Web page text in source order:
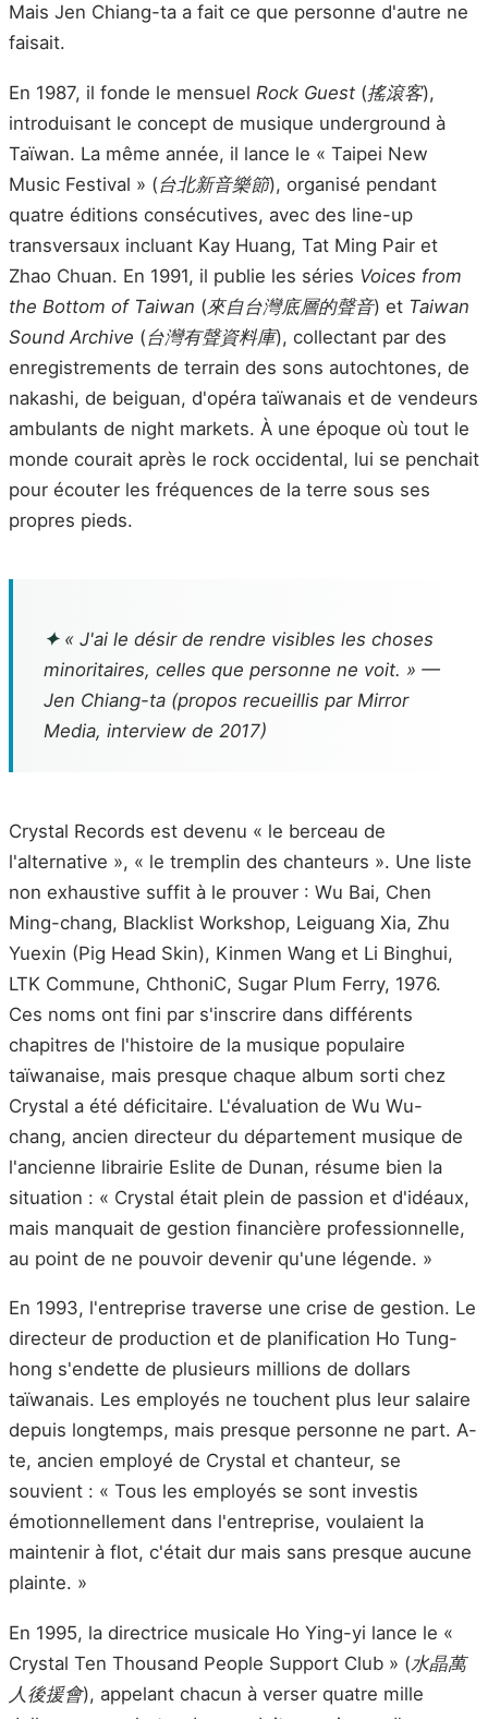
Mais Jen Chiang-ta a fait ce que personne d'autre ne
faisait.
En 1987, il fonde le mensuel Rock Guest (搖滾客),
introduisant le concept de musique underground à
Taïwan. La même année, il lance le « Taipei New
Music Festival » ( 台北新音樂節), organisé pendant
quatre éditions consécutives, avec des line-up
transversaux incluant Kay Huang, Tat Ming Pair et
Zhao Chuan. En 1991, il publie les séries Voices from
the Bottom of Taiwan (來自台灣底層的聲音) et Taiwan
Sound Archive ( 台灣有聲資料庫), collectant par des
enregistrements de terrain des sons autochtones, de
nakashi, de beiguan, d'opéra taïwanais et de vendeurs
ambulants de night markets. À une époque où tout le
monde courait après le rock occidental, lui se penchait
pour écouter les fréquences de la terre sous ses
propres pieds.
✦« J'ai le désir de rendre visibles les choses
minoritaires, celles que personne ne voit. » —
Jen Chiang-ta (propos recueillis par Mirror
Media, interview de 2017)
Crystal Records est devenu « le berceau de
l'alternative », « le tremplin des chanteurs ». Une liste
non exhaustive suffit à le prouver : Wu Bai, Chen
Ming-chang, Blacklist Workshop, Leiguang Xia, Zhu
Yuexin (Pig Head Skin), Kinmen Wang et Li Binghui,
LTK Commune, ChthoniC, Sugar Plum Ferry, 1976.
Ces noms ont fini par s'inscrire dans différents
chapitres de l'histoire de la musique populaire
taïwanaise, mais presque chaque album sorti chez
Crystal a été déficitaire. L'évaluation de Wu Wu-
chang, ancien directeur du département musique de
l'ancienne librairie Eslite de Dunan, résume bien la
situation : « Crystal était plein de passion et d'idéaux,
mais manquait de gestion financière professionnelle,
au point de ne pouvoir devenir qu'une légende. »
En 1993, l'entreprise traverse une crise de gestion. Le
directeur de production et de planification Ho Tung-
hong s'endette de plusieurs millions de dollars
taïwanais. Les employés ne touchent plus leur salaire
depuis longtemps, mais presque personne ne part. A-
te, ancien employé de Crystal et chanteur, se
souvient : « Tous les employés se sont investis
émotionnellement dans l'entreprise, voulaient la
maintenir à flot, c'était dur mais sans presque aucune
plainte. »
En 1995, la directrice musicale Ho Ying-yi lance le «
Crystal Ten Thousand People Support Club » (水晶萬
人後援會), appelant chacun à verser quatre mille